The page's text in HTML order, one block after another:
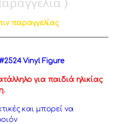
παραγγελίας
Vinyl Figure
για παιδιά ηλικίας
και μπορεί να